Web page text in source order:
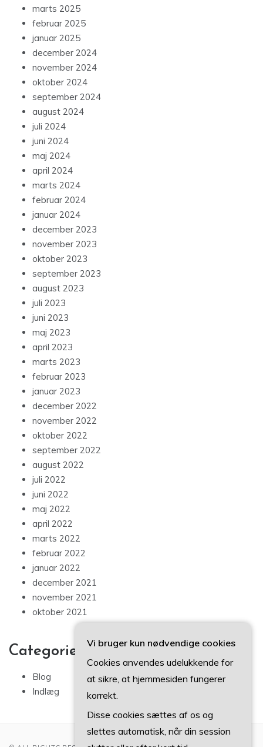
marts 2025
februar 2025
januar 2025
december 2024
november 2024
oktober 2024
september 2024
august 2024
juli 2024
juni 2024
maj 2024
april 2024
marts 2024
februar 2024
januar 2024
december 2023
november 2023
oktober 2023
september 2023
august 2023
juli 2023
juni 2023
maj 2023
april 2023
marts 2023
februar 2023
januar 2023
december 2022
november 2022
oktober 2022
september 2022
august 2022
juli 2022
juni 2022
maj 2022
april 2022
marts 2022
februar 2022
januar 2022
december 2021
november 2021
oktober 2021
Categories
Blog
Indlæg
Vi bruger kun nødvendige cookies
Cookies anvendes udelukkende for
at sikre, at hjemmesiden fungerer
korrekt.
Disse cookies sættes af os og
slettes automatisk, når din session